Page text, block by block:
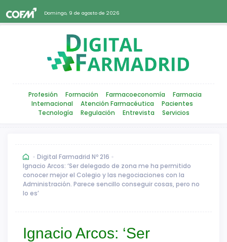
Domingo, 9 de agosto de 2026
Profesión Formación Farmacoeconomía
Farmacia
Internacional
Atención Farmacéutica
Pacientes
Tecnología
Regulación Entrevista Servicios
Digital Farmadrid Nº 216
Ignacio Arcos: ‘Ser delegado de zona me ha permitido
conocer mejor el Colegio y las negociaciones con la
Administración. Parece sencillo conseguir cosas, pero no
lo es’
Ignacio Arcos: ‘Ser